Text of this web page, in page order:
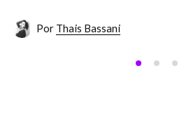
Por Thais Bassani